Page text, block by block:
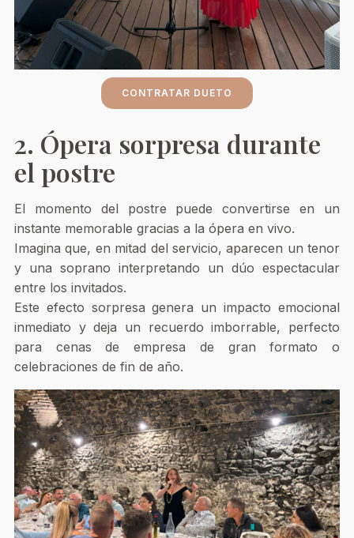
CONTRATAR DUETO
2. Ópera sorpresa durante
el postre
El momento del postre puede convertirse en un
instante memorable gracias a la ópera en vivo.
Imagina que, en mitad del servicio, aparecen un tenor
y una soprano interpretando un dúo espectacular
entre los invitados.
Este efecto sorpresa genera un impacto emocional
inmediato y deja un recuerdo imborrable, perfecto
para cenas de empresa de gran formato o
celebraciones de fin de año.